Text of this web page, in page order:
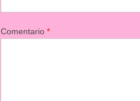
Comentario*